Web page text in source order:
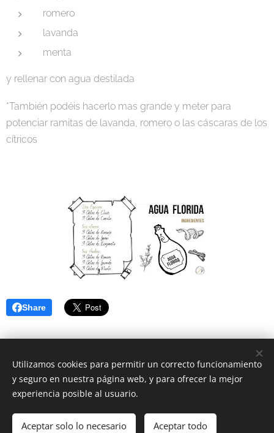
romero
lavanda
menta
y rellenar con agua destilada
*También podéis hacerlo mas grande y meter para
potenciar ramitas de lavanda, romero o las cáscaras de los
cítricos
Share
Centro Alba Natura
C/ Nuevo Baztán 14 (posterior)
Cookies
Utilizamos cookies para permitir un correcto funcionamiento
y seguro en nuestra página web, y para ofrecer la mejor
experiencia posible al usuario.
Aceptar solo lo necesario Aceptar todo